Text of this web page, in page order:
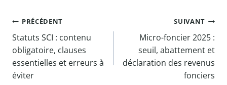
Navigation
de
l’article
PRÉCÉDENT
Statuts SCI : contenu
obligatoire, clauses
essentielles et erreurs à
éviter
SUIVANT
Micro-foncier 2025 :
seuil, abattement et
déclaration des revenus
fonciers